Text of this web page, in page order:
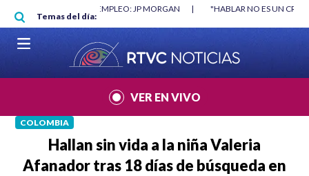
Pasar al contenido principal
Temas del día:
"HABLAR NO ES UN CRIMEN": CARTA DE BETO CORAL |
VER EN VIVO
COLOMBIA
Hallan sin vida a la niña Valeria
Afanador tras 18 días de búsqueda en